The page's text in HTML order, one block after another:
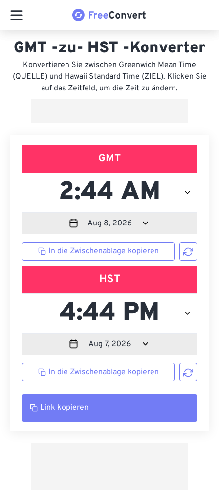
GMT -zu- HST -Konverter
Konvertieren Sie zwischen Greenwich Mean Time
(QUELLE) und Hawaii Standard Time (ZIEL). Klicken Sie
auf das Zeitfeld, um die Zeit zu ändern.
GMT
In die Zwischenablage kopieren
HST
In die Zwischenablage kopieren
Link kopieren